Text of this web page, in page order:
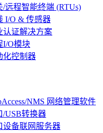
/远程智能终端 (RTUs)
I/O & 传感器
认证解决方案
I/O模块
化控制器
NMS 网络管理软件
/USB转换器
设备联网服务器